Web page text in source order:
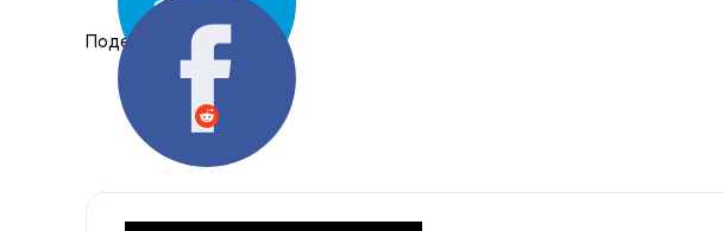
Поделиться: